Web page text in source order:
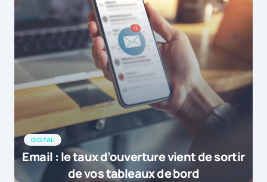
DIGITAL
Email : le taux d’ouverture vient de sortir
de vos tableaux de bord